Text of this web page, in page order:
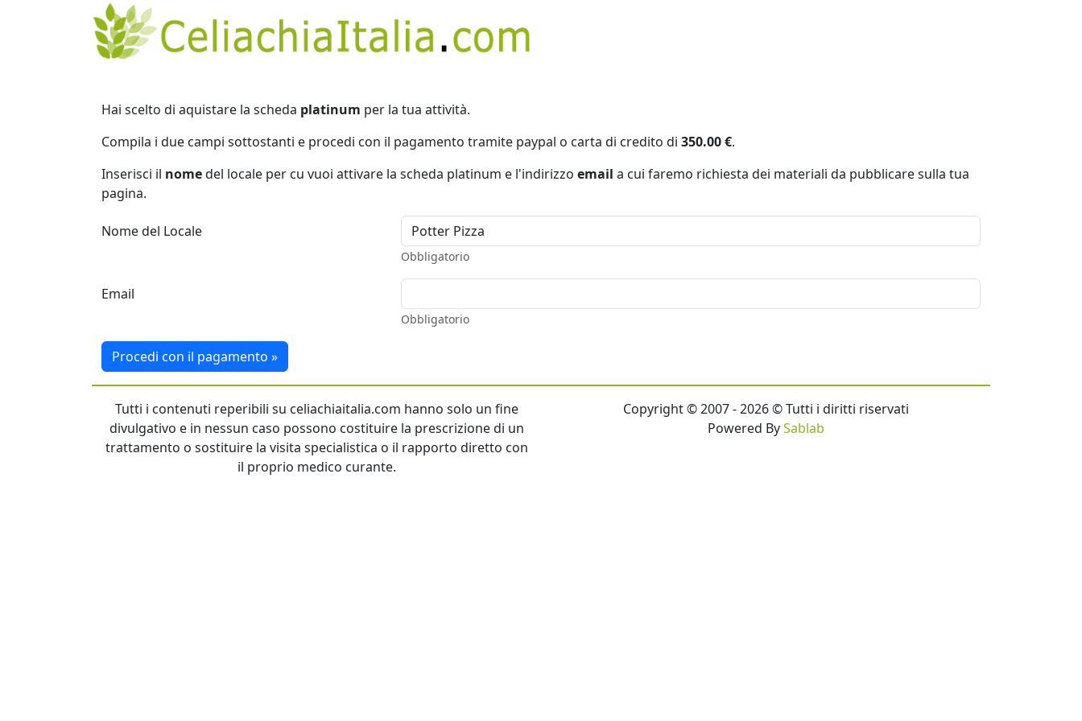
Hai scelto di aquistare la scheda platinum per la tua attività.
Compila i due campi sottostanti e procedi con il pagamento tramite paypal o carta di credito di 350.00 €.
Inserisci il nomedel locale per cu vuoi attivare la scheda platinum e l'indirizzo email a cui faremo richiesta dei materiali da pubblicare sulla tua
pagina.
Nome del Locale
Obbligatorio
Email
Obbligatorio
Procedi con il pagamento »
Tutti i contenuti reperibili su celiachiaitalia.com hanno solo un fine
divulgativo e in nessun caso possono costituire la prescrizione di un
trattamento o sostituire la visita specialistica o il rapporto diretto con
il proprio medico curante.
Copyright © 2007 - 2026 © Tutti i diritti riservati
Powered BySablab